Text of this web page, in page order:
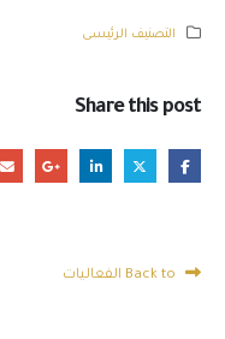
التصنيف الرئيسى
Share this post